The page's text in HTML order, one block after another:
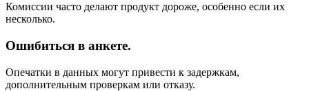
Комиссии часто делают продукт дороже, особенно если их
несколько.
Ошибиться в анкете.
Опечатки в данных могут привести к задержкам,
дополнительным проверкам или отказу.